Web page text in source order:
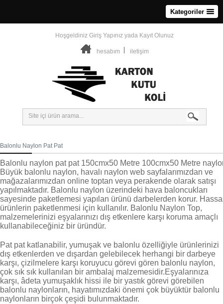
Kategoriler
Hoşgeldiniz Giriş Yapınız yada Kayıt Olunuz
hesabım iletişim
Balonlu Naylon Pat Pat
Balonlu naylon pat pat 150cmx50 Metre 100cmx50 Metre
Büyük balonlu naylon, havalı naylon web sayfalarımızdan ve
mağazalarımızdan online toptan veya perakende olarak satışı
yapılmaktadır. Balonlu naylon üzerindeki hava baloncukları
sayesinde paketlemesi yapılan ürünü darbelerden korur.
ürünlerin paketlenmesi için kullanılır. Balonlu Naylon Top,
malzemelerinizi eşyalarınızı dış etkenlere karşı koruma amaçlı
kullanabileceğiniz bir üründür.
Pat pat katlanabilir, yumuşak ve balonlu özelliğiyle ürünlerinizi
dış etkenlerden ve dışardan gelebilecek herhangi bir darbeye
karşı, çizilmelere karşı koruyucu görevi gören balonlu naylon,
çok sık sık kullanılan bir ambalaj malzemesidir.Eşyalarınıza
karşı, âdeta yumuşaklık hissi ile bir yastık görevi görebilen
balonlu naylonların, hayatımızdaki önemi çok büyüktür balonlu
naylonların birçok çeşidi bulunmaktadır.